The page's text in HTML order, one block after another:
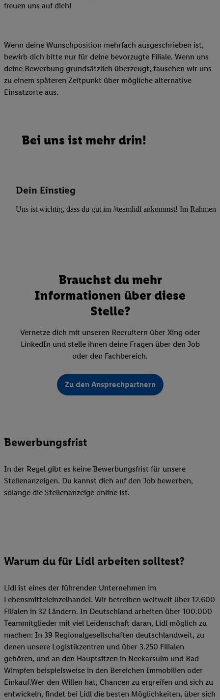
freuen uns auf dich!
Wenn deine Wunschposition mehrfach ausgeschrieben ist,
bewirb dich bitte nur für deine bevorzugte Filiale. Wenn uns
deine Bewerbung grundsätzlich überzeugt, tauschen wir uns
zu einem späteren Zeitpunkt über mögliche alternative
Einsatzorte aus.
Bei uns ist mehr drin!
Dein Einstieg
Uns ist wichtig, dass du gut im #teamlidl ankommst! Im Rahmen
Brauchst du mehr
Informationen über diese
Stelle?
Vernetze dich mit unseren Recruitern über Xing oder
LinkedIn und stelle ihnen deine Fragen über den Job
oder den Fachbereich.
Zu den Ansprechpartnern
Bewerbungsfrist
In der Regel gibt es keine Bewerbungsfrist für unsere
Stellenanzeigen. Du kannst dich auf den Job bewerben,
solange die Stellenanzeige online ist.
Warum du für Lidl arbeiten solltest?
Lidl ist eines der führenden Unternehmen im
Lebensmitteleinzelhandel. Wir betreiben weltweit über 12.600
Filialen in 32 Ländern. In Deutschland arbeiten über 100.000
Teammitglieder mit viel Leidenschaft daran, Lidl möglich zu
machen: In 39 Regionalgesellschaften deutschlandweit, zu
denen unsere Logistikzentren und über 3.250 Filialen
gehören, und an den Hauptsitzen in Neckarsulm und Bad
Wimpfen beispielsweise in den Bereichen Immobilien oder
Einkauf.Wer den Willen hat, Chancen zu ergreifen und sich zu
entwickeln, findet bei Lidl die besten Möglichkeiten, über sich